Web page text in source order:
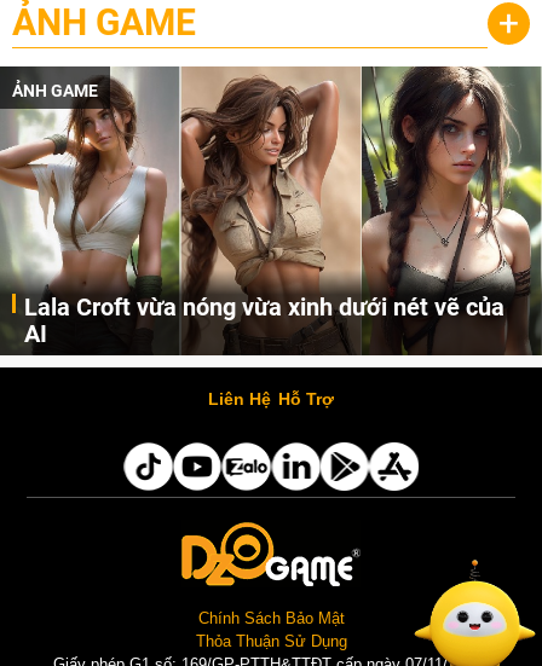
ẢNH GAME +
ẢNH GAME
Lala Croft vừa nóng vừa xinh dưới nét vẽ của
AI
Cùng đến với những hình ảnh Lala Croft của Tomb Raider dưới nét vẽ của AI. Một cô nàng xinh đẹp, nóng bỏng nhưng cũng rắn rỏi và mạnh mẽ.
Liên Hệ Hỗ Trợ
Chính Sách Bảo Mật
Thỏa Thuận Sử Dụng